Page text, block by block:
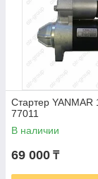
Стартер YANMAR
77011
В наличии
69 000 ₸